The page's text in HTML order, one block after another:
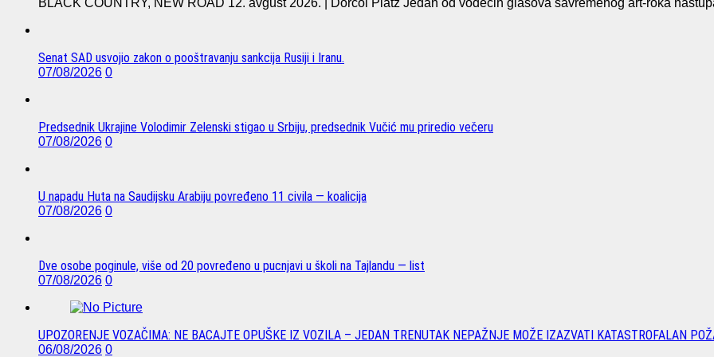
BLACK COUNTRY, NEW ROAD 12. avgust 2026. | Dorćol Platz Jedan od vodećih glasova savremenog art-roka
Senat SAD usvojio zakon o pooštravanju sankcija Rusiji i Iranu.
07/08/2026 0
Predsednik Ukrajine Volodimir Zelenski stigao u Srbiju, predsednik Vučić mu priredio večeru
07/08/2026 0
U napadu Huta na Saudijsku Arabiju povređeno 11 civila — koalicija
07/08/2026 0
Dve osobe poginule, više od 20 povređeno u pucnjavi u školi na Tajlandu — list
07/08/2026 0
UPOZORENJE VOZAČIMA: NE BACAJTE OPUŠKE IZ VOZILA – JEDAN TRENUTAK NEPAŽNJE MOŽE IZAZVATI KATASTROFALAN
06/08/2026 0